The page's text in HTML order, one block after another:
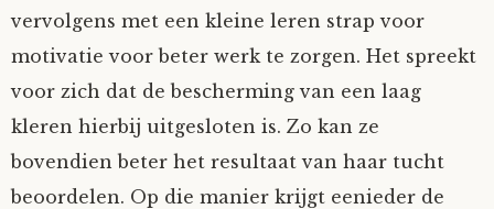
vervolgens met een kleine leren strap voor
motivatie voor beter werk te zorgen. Het spreekt
voor zich dat de bescherming van een laag
kleren hierbij uitgesloten is. Zo kan ze
bovendien beter het resultaat van haar tucht
beoordelen. Op die manier krijgt eenieder de